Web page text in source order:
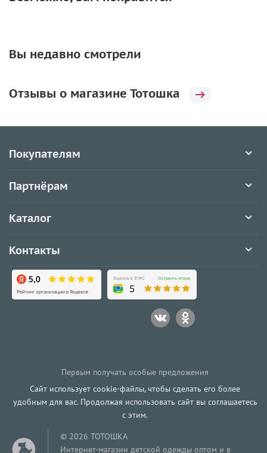
Вы недавно смотрели
Отзывы о магазине Тотошка
Покупателям
Партнёрам
Каталог
Контакты
Первым получать особые предложения
Сайт использует cookie-файлы, чтобы сделать его более
удобным для вас. Продолжая использовать сайт вы соглашаетесь
с этим.
© 2026 ТОТОШКА
Интернет-магазин детской одежды оптом и в